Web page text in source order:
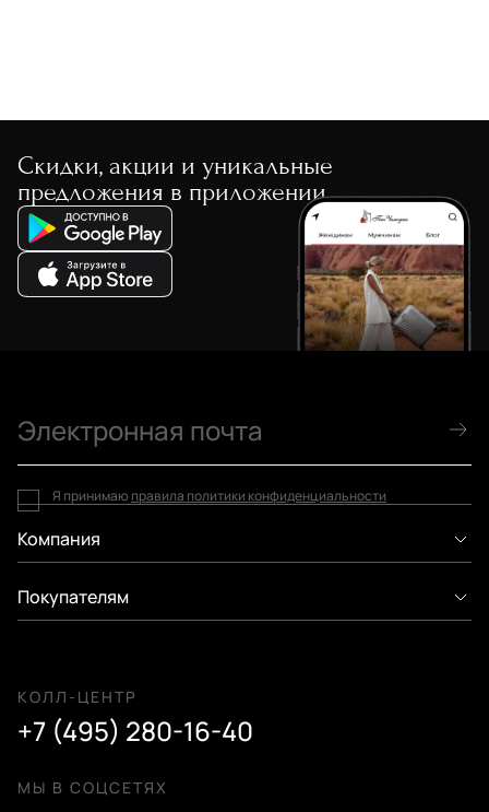
Скидки, акции и уникальные
предложения в приложении
Компания
Покупателям
КОЛЛ-ЦЕНТР
+7 (495) 280-16-40
МЫ В СОЦСЕТЯХ
Я принимаю правила политики конфиденциальности